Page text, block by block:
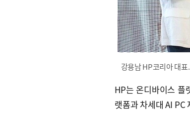
강용남 HP코리아 대표
HP는 온디바이스 플
랫폼과 차세대 AI PC